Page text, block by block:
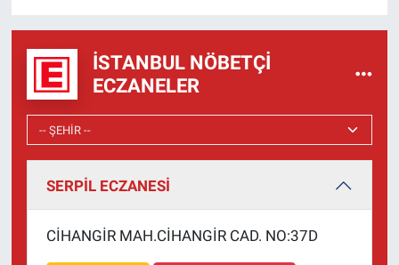
İSTANBUL NÖBETÇI
ECZANELER
SERPİL ECZANESİ
CİHANGİR MAH.CİHANGİR CAD. NO:37D
Sağlık
Spor
Teknoloji